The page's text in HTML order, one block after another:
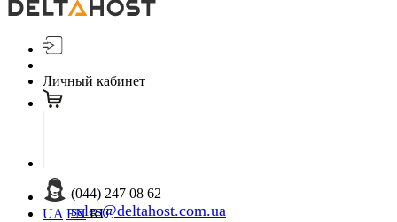
Личный кабинет
(044) 247 08 62
sales@deltahost.com.ua
UA EN RU